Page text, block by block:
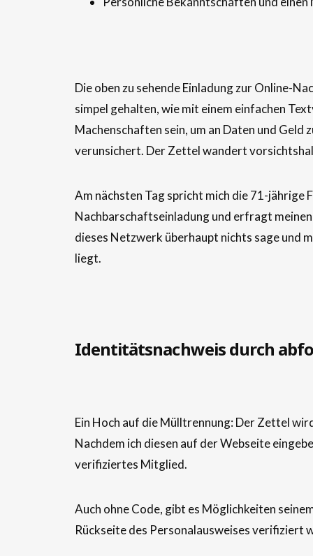
Die oben zu sehende Einladung zur Online-
simpel gehalten, wie mit einem einfachen
Machenschaften sein, um an Daten und Geld
verunsichert. Der Zettel wandert
Am nächsten Tag spricht mich die 71-jährige
Nachbarschaftseinladung und erfragt
dieses Netzwerk überhaupt nichts sage und
liegt.
Identitätsnachweis durch
Ein Hoch auf die Mülltrennung: Der Zettel
Nachdem ich diesen auf der Webseite
verifiziertes Mitglied.
Auch ohne Code, gibt es Möglichkeiten
Rückseite des Personalausweises verifiziert